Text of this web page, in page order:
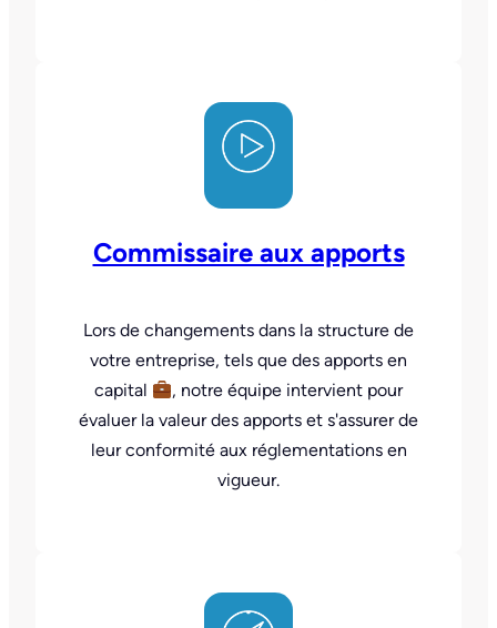
Commissaire aux apports
Lors de changements dans la structure de
votre entreprise, tels que des apports en
capital
, notre équipe intervient pour
évaluer la valeur des apports et s'assurer de
leur conformité aux réglementations en
vigueur.